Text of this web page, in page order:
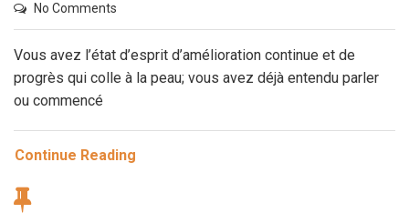
No Comments
Vous avez l’état d’esprit d’amélioration continue et de
progrès qui colle à la peau; vous avez déjà entendu parler
ou commencé
Continue Reading